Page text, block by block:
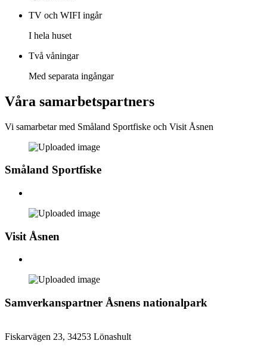
TV och WIFI ingår
I hela huset
Två våningar
Med separata ingångar
Våra samarbetspartners
Vi samarbetar med Småland Sportfiske och Visit Åsnen
Småland Sportfiske
Visit Åsnen
Samverkanspartner Åsnens nationalpark
Fiskarvägen 23, 34253 Lönashult